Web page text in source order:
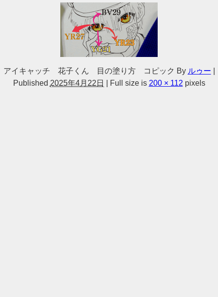
アイキャッチ 花子くん 目の塗り方 コピック By ルゥー
Published 2025年4月22日 Full size is 200 × 112 pixels